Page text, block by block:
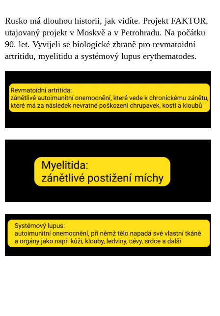
Rusko má dlouhou historii, jak vidíte. Projekt FAKTOR,
utajovaný projekt v Moskvě a v Petrohradu. Na počátku
90. let. Vyvíjeli se biologické zbraně pro revmatoidní
artritidu, myelitidu a systémový lupus erythematodes.